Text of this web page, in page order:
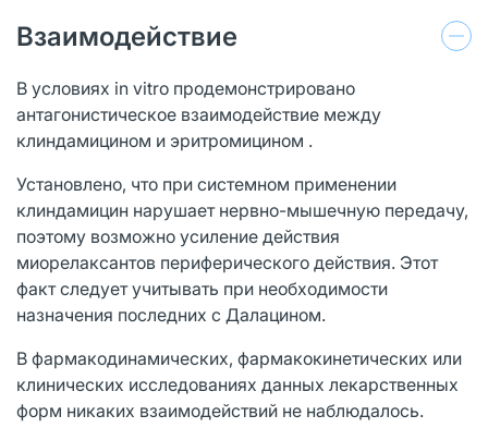
Взаимодействие
В условиях in vitro продемонстрировано
антагонистическое взаимодействие между
клиндамицином и эритромицином .
Установлено, что при системном применении
клиндамицин нарушает нервно-мышечную передачу,
поэтому возможно усиление действия
миорелаксантов периферического действия. Этот
факт следует учитывать при необходимости
назначения последних с Далацином.
В фармакодинамических, фармакокинетических или
клинических исследованиях данных лекарственных
форм никаких взаимодействий не наблюдалось.